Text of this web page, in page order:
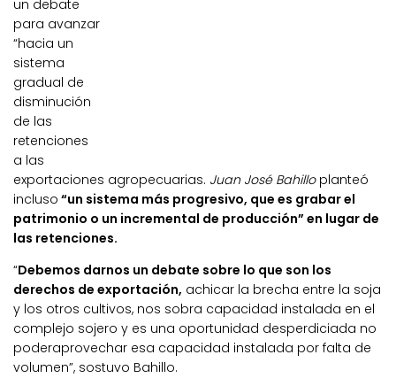
un debate
para avanzar
“hacia un
sistema
gradual de
disminución
de las
retenciones
a las
exportaciones agropecuarias. Juan José Bahilloplanteó
incluso “un sistema más progresivo, que es grabar el
patrimonio o un incremental de producción” en lugar de
las retenciones.
“Debemos darnos un debate sobre lo que son los
derechos de exportación, achicar la brecha entre la soja
y los otros cultivos, nos sobra capacidad instalada en el
complejo sojero y es una oportunidad desperdiciada no
poderaprovechar esa capacidad instalada por falta de
volumen”, sostuvo Bahillo.